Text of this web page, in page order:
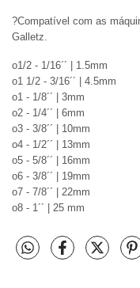
?Compatível com as
Galletz.
o1/2 - 1/16´´ | 1.5mm
o1 1/2 - 3/16´´ | 4.5mm
o1 - 1/8´´ | 3mm
o2 - 1/4´´ | 6mm
o3 - 3/8´´ | 10mm
o4 - 1/2´´ | 13mm
o5 - 5/8´´ | 16mm
o6 - 3/8´´ | 19mm
o7 - 7/8´´ | 22mm
o8 - 1´´ | 25 mm